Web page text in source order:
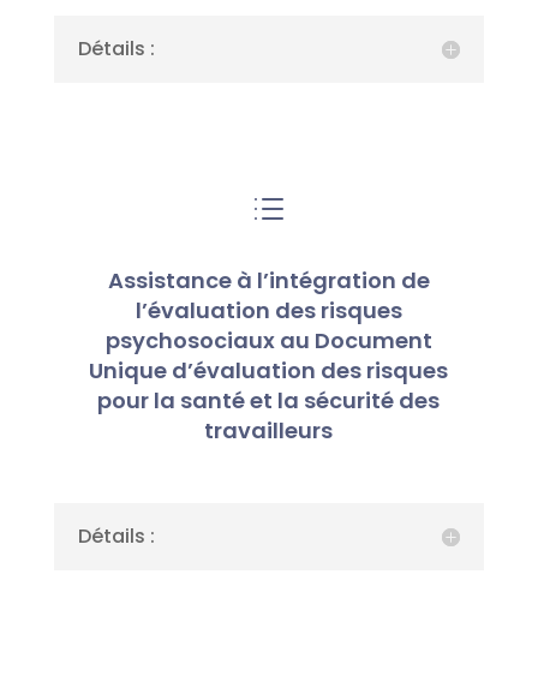
Détails :
d
Assistance à l’intégration de
l’évaluation des risques
psychosociaux au Document
Unique d’évaluation des risques
pour la santé et la sécurité des
travailleurs
Détails :